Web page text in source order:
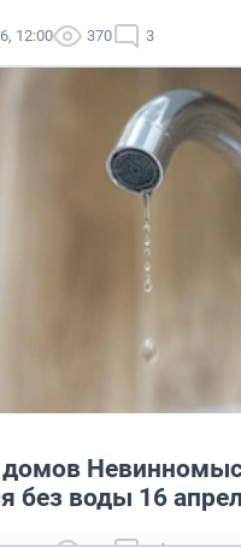
12:00 370 3
без воды 16